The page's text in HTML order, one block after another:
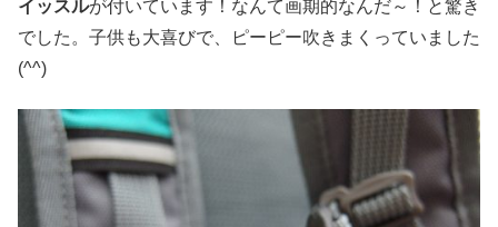
イッスルが付いています！なんて画期的なんだ～！と驚き
でした。子供も大喜びで、ピーピー吹きまくっていました
(^^)